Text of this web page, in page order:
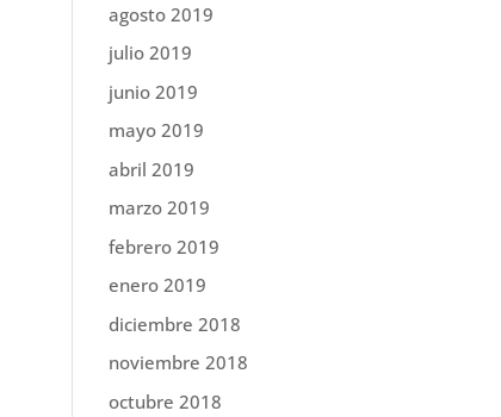
agosto 2019
julio 2019
junio 2019
mayo 2019
abril 2019
marzo 2019
febrero 2019
enero 2019
diciembre 2018
noviembre 2018
octubre 2018